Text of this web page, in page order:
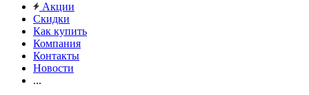
Акции
Скидки
Как купить
Компания
Контакты
Новости
...